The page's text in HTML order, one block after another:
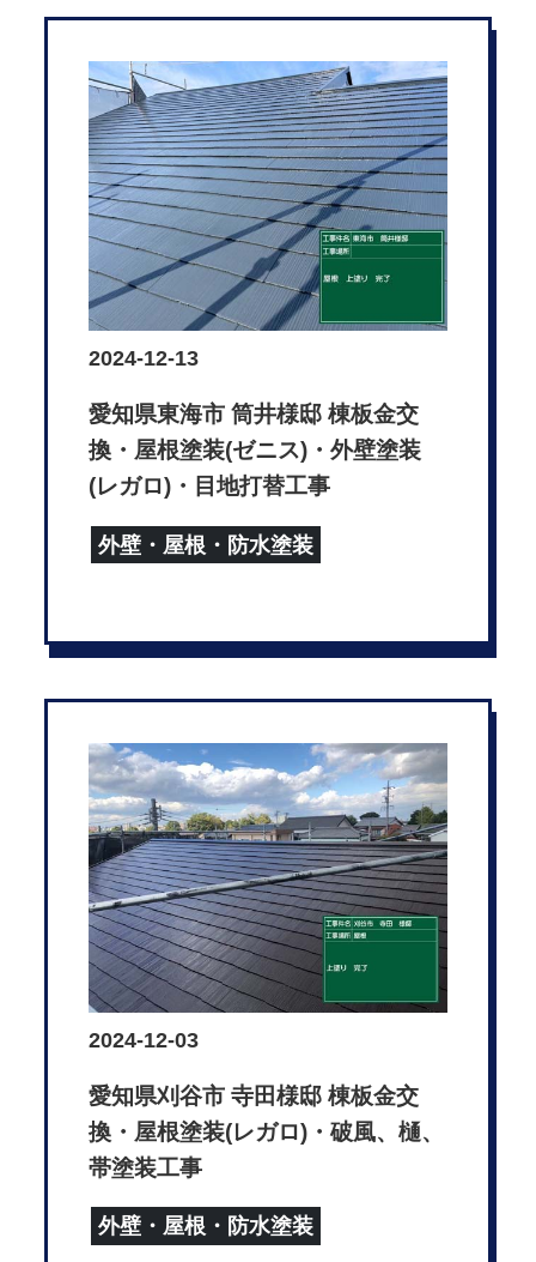
2024-12-13
愛知県東海市 筒井様邸 棟板金交
換・屋根塗装(ゼニス)・外壁塗装
(レガロ)・目地打替工事
外壁・屋根・防水塗装
2024-12-03
愛知県刈谷市 寺田様邸 棟板金交
換・屋根塗装(レガロ)・破風、樋、
帯塗装工事
外壁・屋根・防水塗装